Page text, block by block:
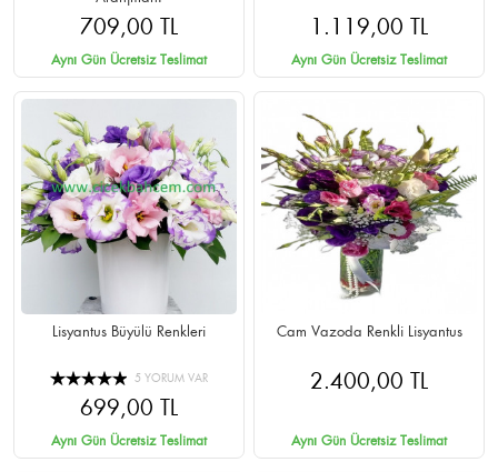
709,00 TL
Aynı Gün Ücretsiz Teslimat
1.119,00 TL
Aynı Gün Ücretsiz Teslimat
Lisyantus Büyülü Renkleri
5 YORUM VAR
699,00 TL
Aynı Gün Ücretsiz Teslimat
Cam Vazoda Renkli Lisyantus
2.400,00 TL
Aynı Gün Ücretsiz Teslimat